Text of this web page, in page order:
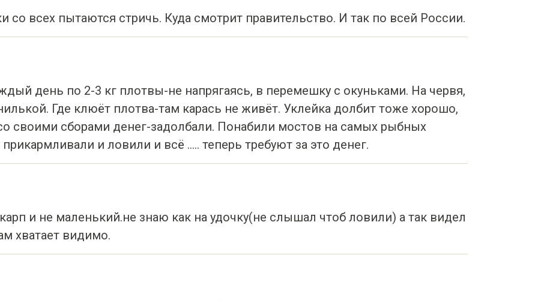
всех пытаются стричь. Куда смотрит правительство. И так по всей России.
день по 2-3 кг плотвы-не напрягаясь, в перемешку с окуньками. На червя,
Где клюёт плотва-там карась не живёт. Уклейка долбит тоже хорошо,
своими сборами денег-задолбали. Понабили мостов на самых рыбных
и ловили и всё ..... теперь требуют за это денег.
и не маленький.не знаю как на удочку(не слышал чтоб ловили) а так видел
хватает видимо.